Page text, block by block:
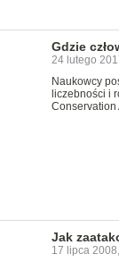
Gdzie
24 lutego
Naukowcy
liczebności i
Conservation
Jak
17 lipca